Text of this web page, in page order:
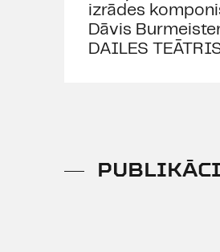
izrādes
Dāvis
DAILES